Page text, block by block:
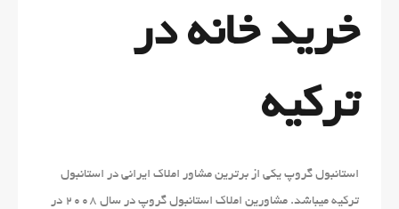
خرید خانه در
ترکیه
استانبول گروپ یکی از برترین مشاور املاک ایرانی در استانبول
ترکیه میباشد. مشاورین املاک استانبول گروپ در سال 2008 در